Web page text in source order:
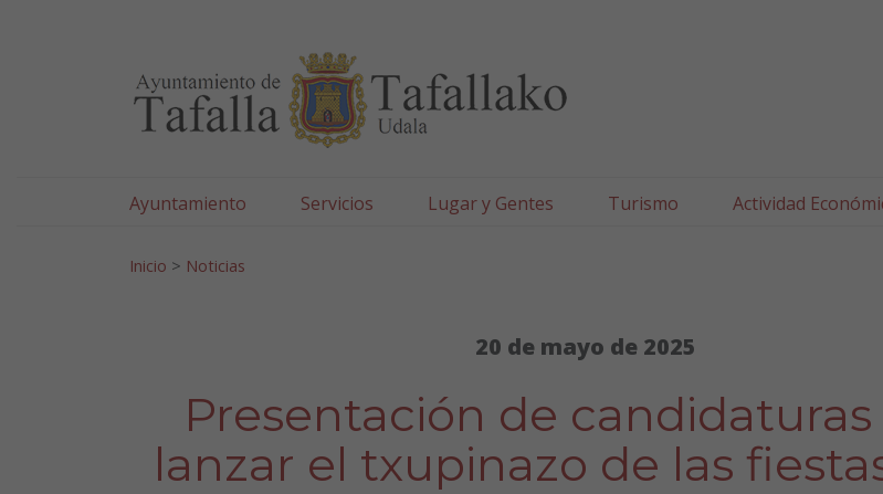
Ayuntamiento Servicios Lugar y Gentes Turismo Actividad
Inicio > Noticias
20 de mayo de 2025
Presentación de candidaturas
lanzar el txupinazo de las